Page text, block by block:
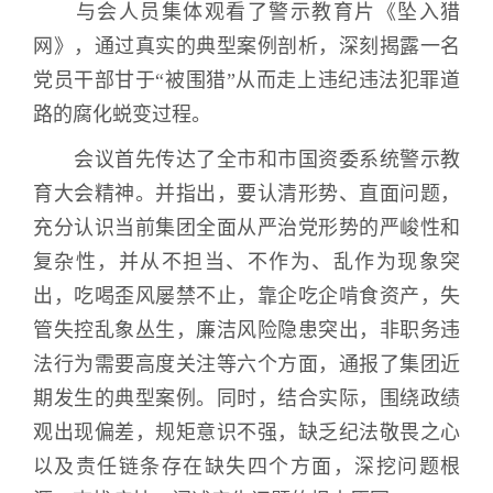
与会人员集体观看了警示教育片《坠入猎
网》，通过真实的典型案例剖析，深刻揭露一名
党员干部甘于“被围猎”从而走上违纪违法犯罪道
路的腐化蜕变过程。
会议首先传达了全市和市国资委系统警示教
育大会精神。并指出，要认清形势、直面问题，
充分认识当前集团全面从严治党形势的严峻性和
复杂性，并从不担当、不作为、乱作为现象突
出，吃喝歪风屡禁不止，靠企吃企啃食资产，失
管失控乱象丛生，廉洁风险隐患突出，非职务违
法行为需要高度关注等六个方面，通报了集团近
期发生的典型案例。同时，结合实际，围绕政绩
观出现偏差，规矩意识不强，缺乏纪法敬畏之心
以及责任链条存在缺失四个方面，深挖问题根